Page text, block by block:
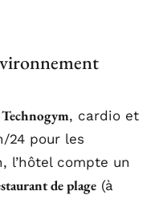
Technogym, cardio et
24 pour les
l’hôtel compte un
de plage (à